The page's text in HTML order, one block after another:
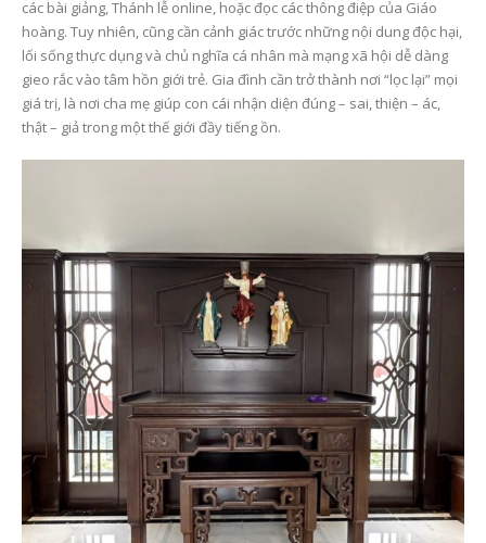
các bài giảng, Thánh lễ online, hoặc đọc các thông điệp của Giáo
hoàng. Tuy nhiên, cũng cần cảnh giác trước những nội dung độc hại,
lối sống thực dụng và chủ nghĩa cá nhân mà mạng xã hội dễ dàng
gieo rắc vào tâm hồn giới trẻ. Gia đình cần trở thành nơi “lọc lại” mọi
giá trị, là nơi cha mẹ giúp con cái nhận diện đúng – sai, thiện – ác,
thật – giả trong một thế giới đầy tiếng ồn.